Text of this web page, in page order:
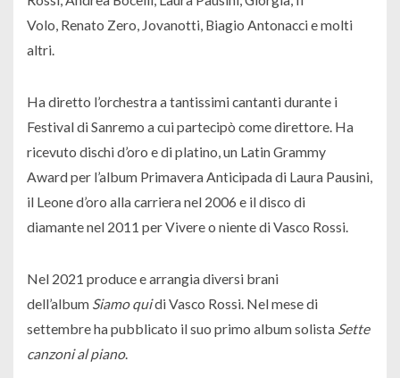
Volo, Renato Zero, Jovanotti, Biagio Antonacci e molti
altri.
Ha diretto l’orchestra a tantissimi cantanti durante i
Festival di Sanremo a cui partecipò come direttore. Ha
ricevuto dischi d’oro e di platino, un Latin Grammy
Award per l’album Primavera Anticipadadi Laura Pausini,
il Leone d’oro alla carriera nel 2006 e il disco di
diamante nel 2011 perVivere o nientedi Vasco Rossi.
Nel 2021 produce e arrangia diversi brani
dell’album Siamo quidi Vasco Rossi. Nel mese di
settembre ha pubblicato il suo primo album solista Sette
canzoni al piano.